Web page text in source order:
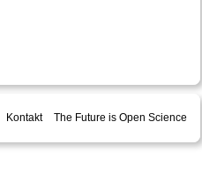
Kontakt The Future is Open Science